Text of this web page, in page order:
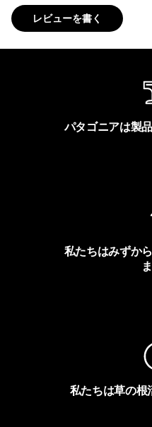
レビューを書く
パタゴニアは製
私たちはみずか
私たちは草の根